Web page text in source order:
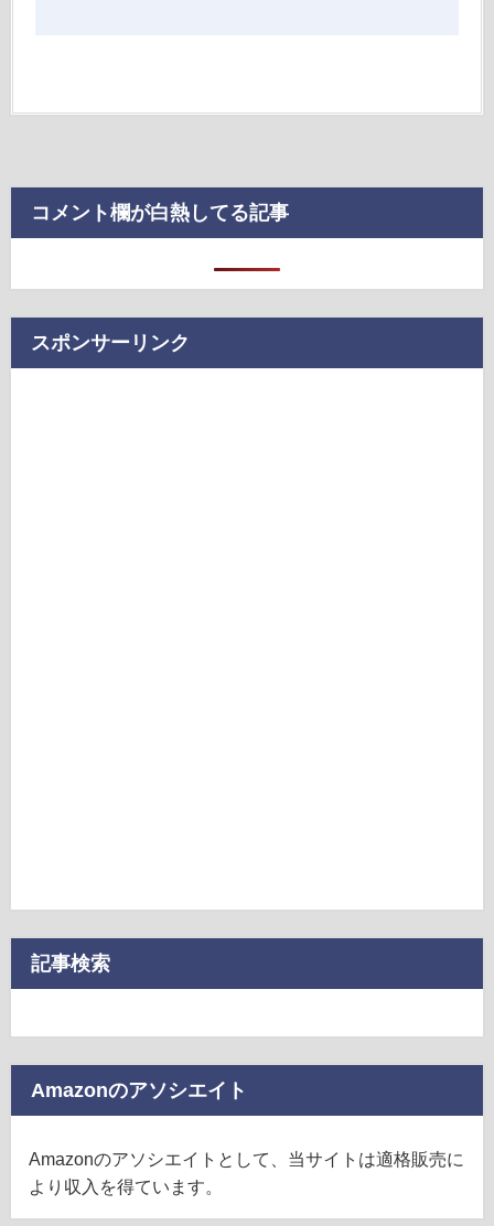
コメント欄が白熱してる記事
スポンサーリンク
記事検索
Amazonのアソシエイト
Amazonのアソシエイトとして、当サイトは適格販売に
より収入を得ています。